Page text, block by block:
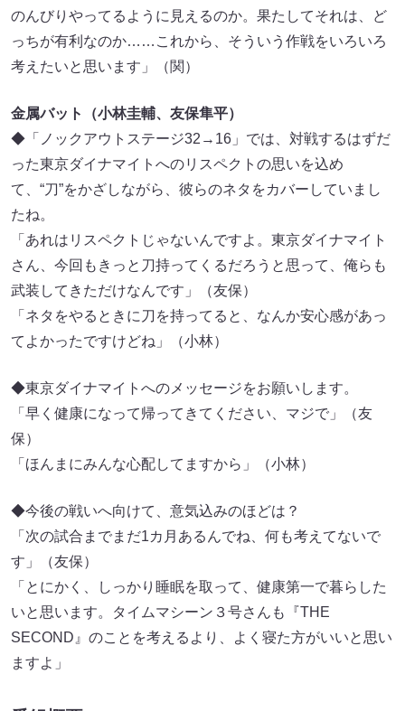
のんびりやってるように見えるのか。果たしてそれは、ど
っちが有利なのか……これから、そういう作戦をいろいろ
考えたいと思います」（関）
金属バット（小林圭輔、友保隼平）
◆「ノックアウトステージ32→16」では、対戦するはずだ
った東京ダイナマイトへのリスペクトの思いを込め
て、“刀”をかざしながら、彼らのネタをカバーしていまし
たね。
「あれはリスペクトじゃないんですよ。東京ダイナマイト
さん、今回もきっと刀持ってくるだろうと思って、俺らも
武装してきただけなんです」（友保）
「ネタをやるときに刀を持ってると、なんか安心感があっ
てよかったですけどね」（小林）
◆東京ダイナマイトへのメッセージをお願いします。
「早く健康になって帰ってきてください、マジで」（友
保）
「ほんまにみんな心配してますから」（小林）
◆今後の戦いへ向けて、意気込みのほどは？
「次の試合までまだ1カ月あるんでね、何も考えてないで
す」（友保）
「とにかく、しっかり睡眠を取って、健康第一で暮らした
いと思います。タイムマシーン３号さんも『THE
SECOND』のことを考えるより、よく寝た方がいいと思い
ますよ」